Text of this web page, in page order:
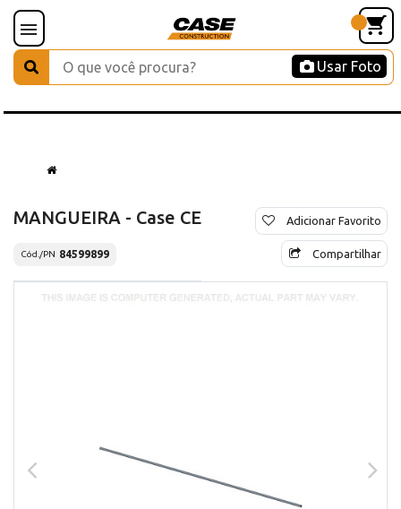
Usar Foto
MANGUEIRA - Case CE
Cód./PN 84599899
Adicionar Favorito
Compartilhar